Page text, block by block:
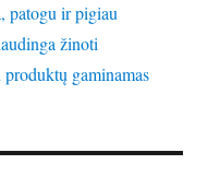
patogu ir pigiau
žinoti
produktų gaminamas